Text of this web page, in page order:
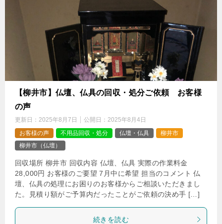
【柳井市】仏壇、仏具の回収・処分ご依頼 お客様
の声
更新日： 2025年8月7日 公開日： 2025年8月4日
お客様の声
不用品回収・処分 仏壇・仏具
柳井市
柳井市（仏壇）
回収場所 柳井市 回収内容 仏壇、仏具 実際の作業料金
28,000円 お客様のご要望 7月中に希望 担当のコメント 仏
壇、仏具の処理にお困りのお客様からご相談いただきまし
た。見積り額がご予算内だったことがご依頼の決め手 […]
続きを読む